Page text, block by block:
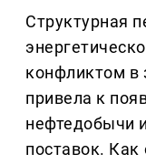
Структурная
конфликтом в
привела к
нефтедобычи
поставок. Как